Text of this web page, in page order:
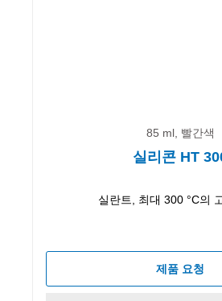
85 ml, 빨간색
실리콘 HT
실란트, 최대 300 °C의
제품 요청